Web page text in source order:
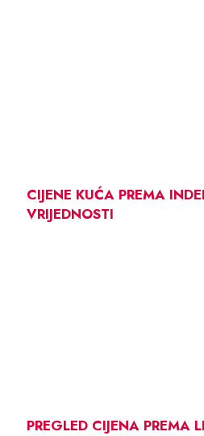
CIJENE KUĆA PREMA
VRIJEDNOSTI
PREGLED CIJENA PREMA